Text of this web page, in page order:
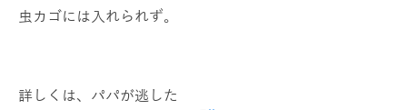
虫カゴには入れられず。
詳しくは、パパが逃した